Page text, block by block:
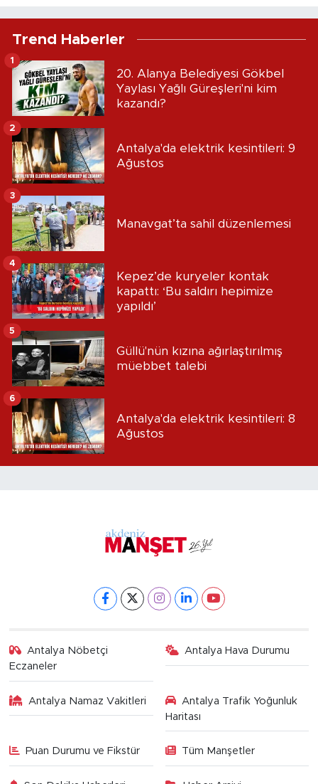
Trend Haberler
20. Alanya Belediyesi Gökbel
Yaylası Yağlı Güreşleri'ni kim
kazandı?
1
Antalya'da elektrik kesintileri: 9
Ağustos
2
Manavgat’ta sahil düzenlemesi
3
Kepez’de kuryeler kontak
kapattı: ‘Bu saldırı hepimize
yapıldı’
4
Güllü'nün kızına ağırlaştırılmış
müebbet talebi
5
Antalya'da elektrik kesintileri: 8
Ağustos
6
Antalya Nöbetçi
Eczaneler
Antalya Hava Durumu
Antalya Namaz Vakitleri
Antalya Trafik Yoğunluk
Haritası
Puan Durumu ve Fikstür Tüm Manşetler